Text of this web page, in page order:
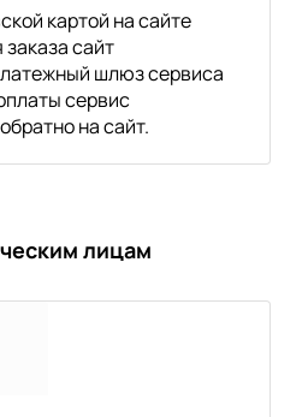
картой на сайте
сайт
шлюз сервиса
сервис
на сайт.
лицам